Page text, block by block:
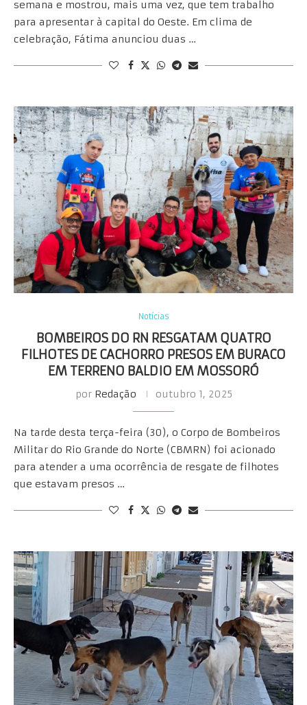
semana e mostrou, mais uma vez, que tem trabalho
para apresentar à capital do Oeste. Em clima de
celebração, Fátima anunciou duas …
Notícias
BOMBEIROS DO RN RESGATAM QUATRO
FILHOTES DE CACHORRO PRESOS EM BURACO
EM TERRENO BALDIO EM MOSSORÓ
por Redação outubro 1, 2025
Na tarde desta terça-feira (30), o Corpo de Bombeiros
Militar do Rio Grande do Norte (CBMRN) foi acionado
para atender a uma ocorrência de resgate de filhotes
que estavam presos …